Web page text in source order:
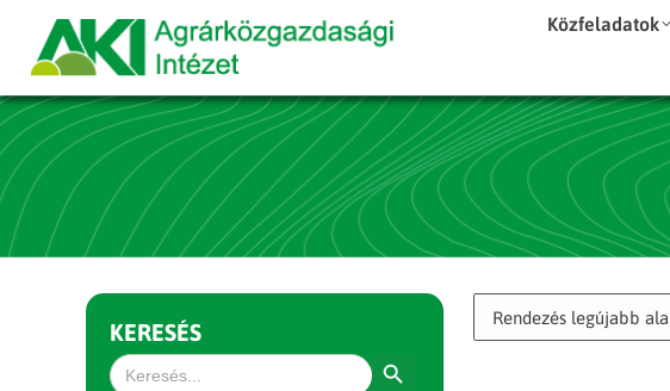
Közfeladatok
KERESÉS
Search
for: